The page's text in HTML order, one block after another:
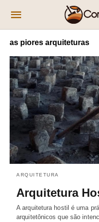
as piores arquiteturas
ARQUITETURA
Arquitetura
A arquitetura hostil é uma
arquitetônicos que são